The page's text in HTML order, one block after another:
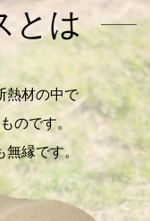
とは
熱材の中で
のです。
縁です。